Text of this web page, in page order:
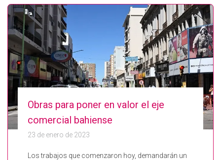
Obras para poner en valor el eje
comercial bahiense
23 de enero de 2023
Los trabajos que comenzaron hoy, demandarán un